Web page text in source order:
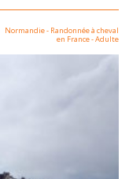
Normandie- Randonnée à cheval
en France-Adulte